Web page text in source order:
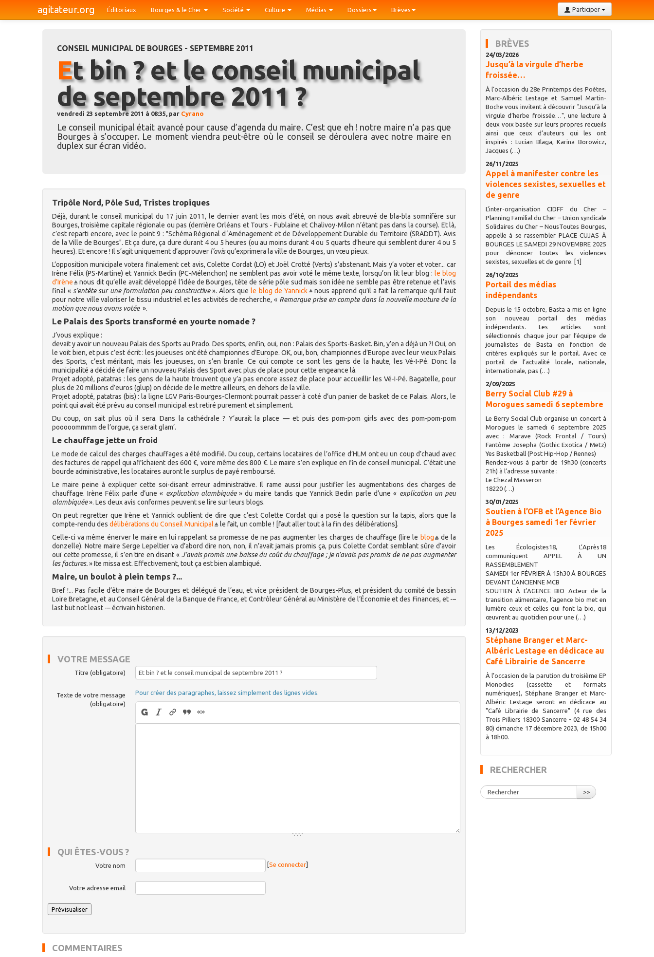
agitateur.org Participer
Éditoriaux Bourges & le Cher Société Culture Médias Dossiers Brèves
CONSEIL MUNICIPAL DE BOURGES - SEPTEMBRE 2011
Et bin ? et le conseil municipal
de septembre 2011 ?
vendredi 23 septembre 2011 à 08:35, par Cyrano
Le conseil municipal était avancé pour cause d’agenda du maire. C’est que eh ! notre maire n’a pas que
Bourges à s’occuper. Le moment viendra peut-être où le conseil se déroulera avec notre maire en
duplex sur écran vidéo.
Tripôle Nord, Pôle Sud, Tristes tropiques
Déjà, durant le conseil municipal du 17 juin 2011, le dernier avant les mois d’été, on nous avait abreuvé de bla-bla somnifère sur
Bourges, troisième capitale régionale ou pas (derrière Orléans et Tours - Fublaine et Chalivoy-Milon n’étant pas dans la course). Et là,
c’est reparti encore, avec le point 9 : "Schéma Régional d´Aménagement et de Développement Durable du Territoire (SRADDT). Avis
de la Ville de Bourges". Et ça dure, ça dure durant 4 ou 5 heures (ou au moins durant 4 ou 5 quarts d’heure qui semblent durer 4 ou 5
heures). Et encore ! Il s’agit uniquement d’approuver l’avisqu’exprimera la ville de Bourges, un vœu pieux.
L’opposition municipale votera finalement cet avis, Colette Cordat (LO) et Joël Crotté (Verts) s’abstenant. Mais y’a voter et voter... car
Irène Félix (PS-Martine) et Yannick Bedin (PC-Mélenchon) ne semblent pas avoir voté le même texte, lorsqu’on lit leur blog : le blog
d’Irène
nous dit qu’elle avait développé l’idée de Bourges, tête de série pôle sud mais son idée ne semble pas être retenue et l’avis
final « s’entête sur une formulation peu constructive». Alors quele blog de Yannick
nous apprend qu’il a fait la remarque qu’il faut
pour notre ville valoriser le tissu industriel et les activités de recherche, « Remarque prise en compte dans la nouvelle mouture de la
motion que nous avons votée ».
Le Palais des Sports transformé en yourte nomade ?
J’vous explique :
devait y avoir un nouveau Palais des Sports au Prado. Des sports, enfin, oui, non : Palais des Sports-Basket. Bin, y’en a déjà un ?! Oui, on
le voit bien, et puis c’est écrit : les joueuses ont été championnes d’Europe. OK, oui, bon, championnes d’Europe avec leur vieux Palais
des Sports, c’est méritant, mais les joueuses, on s’en branle. Ce qui compte ce sont les gens de la haute, les Vé-I-Pé. Donc la
municipalité a décidé de faire un nouveau Palais des Sport avec plus de place pour cette engeance là.
Projet adopté, patatras : les gens de la haute trouvent que y’a pas encore assez de place pour accueillir les Vé-I-Pé. Bagatelle, pour
plus de 20 millions d’euros (glup) on décide de le mettre ailleurs, en dehors de la ville.
Projet adopté, patatras (bis) : la ligne LGV Paris-Bourges-Clermont pourrait passer à coté d’un panier de basket de ce Palais. Alors, le
point qui avait été prévu au conseil municipal est retiré purement et simplement.
Du coup, on sait plus où il sera. Dans la cathédrale ? Y’aurait la place — et puis des pom-pom girls avec des pom-pom-pom
pooooommmm de l’orgue, ça serait glam’.
Le chauffage jette un froid
Le mode de calcul des charges chauffages a été modifié. Du coup, certains locataires de l’office d’HLM ont eu un coup d’chaud avec
des factures de rappel qui affichaient des 600 €, voire même des 800 €. Le maire s’en explique en fin de conseil municipal. C’était une
bourde administrative, les locataires auront le surplus de payé remboursé.
Le maire peine à expliquer cette soi-disant erreur administrative. Il rame aussi pour justifier les augmentations des charges de
chauffage. Irène Félix parle d’une « explication alambiquée» du maire tandis que Yannick Bedin parle d’une « explication un peu
alambiquée». Les deux avis conformes peuvent se lire sur leurs blogs.
On peut regretter que Irène et Yannick oublient de dire que c’est Colette Cordat qui a posé la question sur la tapis, alors que la
compte-rendu des délibérations du Conseil Municipal
le fait, un comble ! [faut aller tout à la fin des délibérations].
Celle-ci va même énerver le maire en lui rappelant sa promesse de ne pas augmenter les charges de chauffage (lire le blog
de la
donzelle). Notre maire Serge Lepeltier va d’abord dire non, non, il n’avait jamais promis ça, puis Colette Cordat semblant sûre d’avoir
ouï cette promesse, il s’en tire en disant « J’avais promis une baisse du coût du chauffage ; je n’avais pas promis de ne pas augmenter
les factures.» Ite missa est. Effectivement, tout ça est bien alambiqué.
Maire, un boulot à plein temps ?...
Bref !... Pas facile d’être maire de Bourges et délégué de l’eau, et vice président de Bourges-Plus, et président du comité de bassin
Loire Bretagne, et au Conseil Général de la Banque de France, et Contrôleur Général au Ministère de l’Économie et des Finances, et -–
last but not least -– écrivain historien.
VOTRE MESSAGE
Titre (obligatoire)
Texte de votre message
(obligatoire)
Pour créer des paragraphes, laissez simplement des lignes vides.
QUI ÊTES-VOUS ?
Votre nom [Se connecter]
Votre adresse email
COMMENTAIRES
BRÈVES
24/03/2026
Jusqu’à la virgule d’herbe
froissée…
À l’occasion du 28e Printemps des Poètes,
Marc-Albéric Lestage et Samuel Martin-
Boche vous invitent à découvrir "Jusqu’à la
virgule d’herbe froissée…", une lecture à
deux voix basée sur leurs propres recueils
ainsi que ceux d’auteurs qui les ont
inspirés : Lucian Blaga, Karina Borowicz,
Jacques (…)
26/11/2025
Appel à manifester contre les
violences sexistes, sexuelles et
de genre
L’inter-organisation CIDFF du Cher –
Planning Familial du Cher – Union syndicale
Solidaires du Cher – NousToutes Bourges,
appelle à se rassembler PLACE CUJAS À
BOURGES LE SAMEDI 29 NOVEMBRE 2025
pour dénoncer toutes les violences
sexistes, sexuelles et de genre. [1]
26/10/2025
Portail des médias
indépendants
Depuis le 15 octobre, Basta a mis en ligne
son nouveau portail des médias
indépendants. Les articles sont
sélectionnés chaque jour par l’équipe de
journalistes de Basta en fonction de
critères expliqués sur le portail. Avec ce
portail de l’actualité locale, nationale,
internationale, pas (…)
2/09/2025
Berry Social Club #29 à
Morogues samedi 6 septembre
Le Berry Social Club organise un concert à
Morogues le samedi 6 septembre 2025
avec : Marave (Rock Frontal / Tours)
Fantôme Josepha (Gothic Exotica / Metz)
Yes Basketball (Post Hip-Hop / Rennes)
Rendez-vous à partir de 19h30 (concerts
21h) à l’adresse suivante :
Le Chezal Masseron
18220 (…)
30/01/2025
Soutien à l’OFB et l’Agence Bio
à Bourges samedi 1er février
2025
Les Écologistes18, L’Après18
communiquent APPEL À UN
RASSEMBLEMENT
SAMEDI 1er FÉVRIER À 15h30 À BOURGES
DEVANT L’ANCIENNE MCB
SOUTIEN À L’AGENCE BIO Acteur de la
transition alimentaire, l’agence bio met en
lumière ceux et celles qui font la bio, qui
œuvrent au quotidien pour une (…)
13/12/2023
Stéphane Branger et Marc-
Albéric Lestage en dédicace au
Café Librairie de Sancerre
À l’occasion de la parution du troisième EP
Monodies (cassette et formats
numériques), Stéphane Branger et Marc-
Albéric Lestage seront en dédicace au
"Café Librairie de Sancerre" (4 rue des
Trois Pilliers 18300 Sancerre - 02 48 54 34
80) dimanche 17 décembre 2023, de 15h00
à 18h00.
RECHERCHER
>>